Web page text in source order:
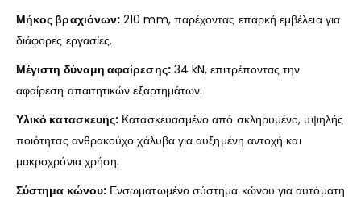
Μήκος βραχιόνων: 210 mm, παρέχοντας επαρκή εμβέλεια για
διάφορες εργασίες.
Μέγιστη δύναμη αφαίρεσης:34 kN, επιτρέποντας την
αφαίρεση απαιτητικών εξαρτημάτων.
Υλικό κατασκευής: Κατασκευασμένο από σκληρυμένο, υψηλής
ποιότητας ανθρακούχο χάλυβα για αυξημένη αντοχή και
μακροχρόνια χρήση.
Σύστημα κώνου:Ενσωματωμένο σύστημα κώνου για αυτόματη